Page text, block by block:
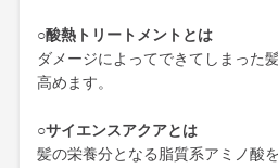
○酸熱トリートメントとは
ダメージによってできてしまった
高めます。
○サイエンスアクアとは
髪の栄養分となる脂質系アミノ酸